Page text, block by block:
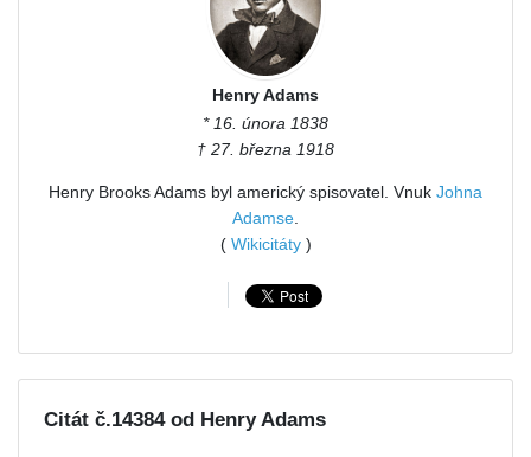
Henry Adams
* 16. února 1838
† 27. března 1918
Henry Brooks Adams byl americký spisovatel. Vnuk Johna
Adamse
( Wikicitáty)
Citát č.14384 od Henry Adams